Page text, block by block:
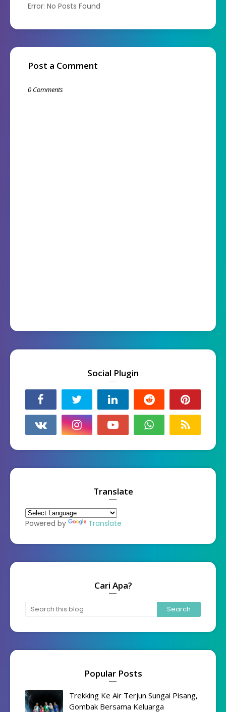
Error: No Posts Found
Post a Comment
0 Comments
Social Plugin
Translate
Powered by Translate
Cari Apa?
Popular Posts
Trekking Ke Air Terjun Sungai Pisang,
Gombak Bersama Keluarga